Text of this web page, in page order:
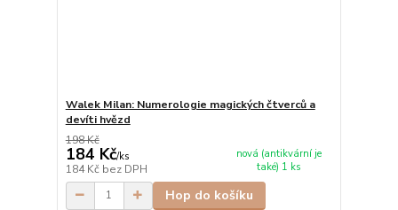
Walek Milan: Numerologie magických čtverců a
devíti hvězd
198 Kč
184 Kč/ks
184 Kč bez DPH
nová (antikvární je
také) 1 ks
Hop do košíku